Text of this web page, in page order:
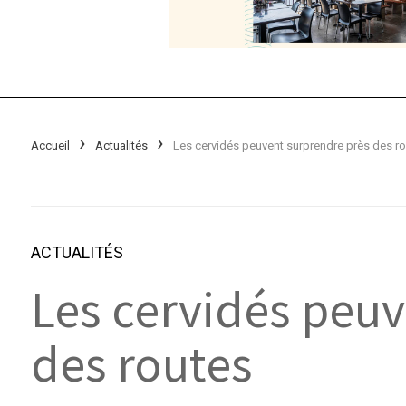
Accueil Actualités Les cervidés peuvent surprendre près des
ACTUALITÉS
Les cervidés
des routes